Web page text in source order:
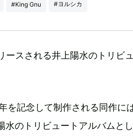
#King Gnu #ヨルシカ
ースされる井上陽水のトリビ
を記念して制作される同作に
水のトリビュートアルバムと